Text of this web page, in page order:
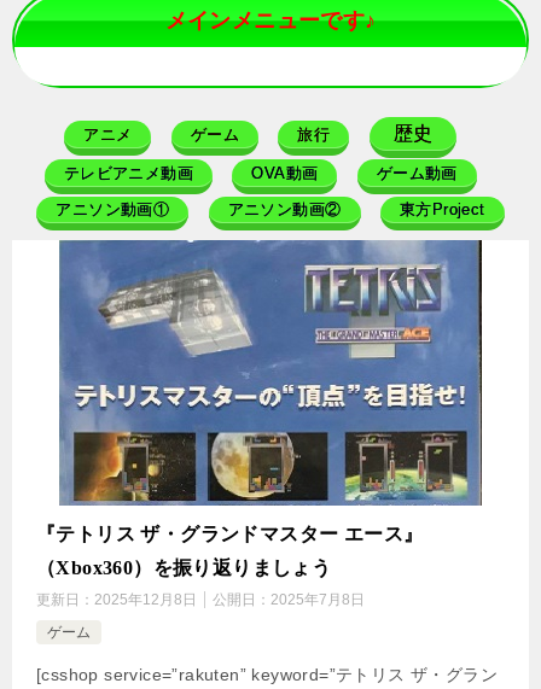
メインメニューです♪
アニメ ゲーム 旅行 歴史
テレビアニメ動画 OVA動画 ゲーム動画
アニソン動画① アニソン動画② 東方Project
『テトリス ザ・グランドマスター エース』
（Xbox360）を振り返りましょう
更新日： 2025年12月8日 公開日： 2025年7月8日
ゲーム
[csshop service=”rakuten” keyword=”テトリス ザ・グラン